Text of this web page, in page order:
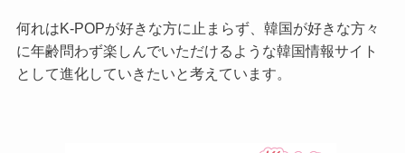
何れはK-POPが好きな方に止まらず、韓国が好きな方々
に年齢問わず楽しんでいただけるような韓国情報サイト
として進化していきたいと考えています。